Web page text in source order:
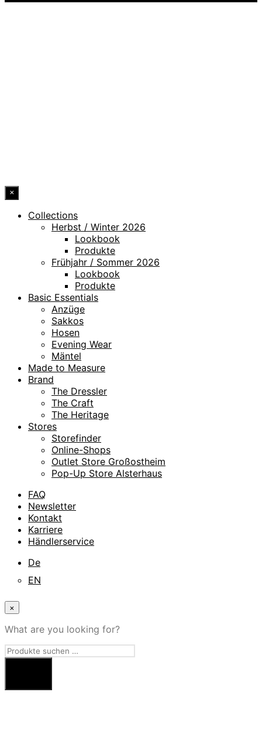
×
Collections
Herbst / Winter 2026
Lookbook
Produkte
Frühjahr / Sommer 2026
Lookbook
Produkte
Basic Essentials
Anzüge
Sakkos
Hosen
Evening Wear
Mäntel
Made to Measure
Brand
The Dressler
The Craft
The Heritage
Stores
Storefinder
Online-Shops
Outlet Store Großostheim
Pop-Up Store Alsterhaus
FAQ
Newsletter
Kontakt
Karriere
Händlerservice
De
EN
×
What are you looking for?